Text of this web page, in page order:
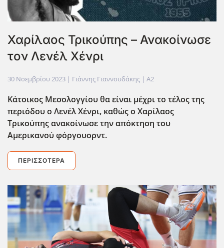
Χαρίλαος Τρικούπης – Ανακοίνωσε
τον Λενέλ Χένρι
30 Νοεμβρίου 2023 | Γιάννης Γιαννουδάκης | A2
Κάτοικος Μεσολογγίου θα είναι μέχρι το τέλος της
περιόδου ο Λενέλ Χένρι, καθώς ο Χαρίλαος
Τρικούπης ανακοίνωσε την απόκτηση του
Αμερικανού φόργουορντ.
ΠΕΡΙΣΣΌΤΕΡΑ